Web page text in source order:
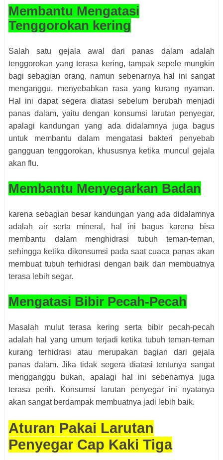
Membantu Mengatasi
Tenggorokan kering
Salah satu gejala awal dari panas dalam adalah
tenggorokan yang terasa kering, tampak sepele mungkin
bagi sebagian orang, namun sebenarnya hal ini sangat
menganggu, menyebabkan rasa yang kurang nyaman.
Hal ini dapat segera diatasi sebelum berubah menjadi
panas dalam, yaitu dengan konsumsi larutan penyegar,
apalagi kandungan yang ada didalamnya juga bagus
untuk membantu dalam mengatasi bakteri penyebab
gangguan tenggorokan, khususnya ketika muncul gejala
akan flu.
Membantu Menyegarkan Badan
karena sebagian besar kandungan yang ada didalamnya
adalah air serta mineral, hal ini bagus karena bisa
membantu dalam menghidrasi tubuh teman-teman,
sehingga ketika dikonsumsi pada saat cuaca panas akan
membuat tubuh terhidrasi dengan baik dan membuatnya
terasa lebih segar.
Mengatasi Bibir Pecah-Pecah
Masalah mulut terasa kering serta bibir pecah-pecah
adalah hal yang umum terjadi ketika tubuh teman-teman
kurang terhidrasi atau merupakan bagian dari gejala
panas dalam. Jika tidak segera diatasi tentunya sangat
mengganggu bukan, apalagi hal ini sebenarnya juga
terasa perih. Konsumsi larutan penyegar ini nyatanya
akan sangat berdampak membuatnya jadi lebih baik.
Aturan Pakai Larutan
Penyegar Cap Kaki Tiga